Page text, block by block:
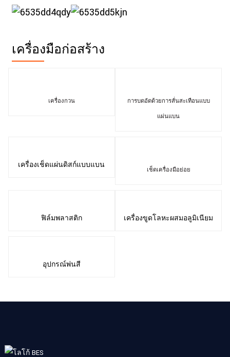
เครื่องมือก่อสร้าง
เครื่องกวน การบดอัดด้วยการสั่นสะเทือนแบบ
แผ่นแบน
เครื่องเช็ดแผ่นดิสก์แบบแบน เช็ดเครื่องมือย่อย
ฟิล์มพลาสติก เครื่องขูดโลหะผสมอลูมิเนียม
อุปกรณ์พ่นสี